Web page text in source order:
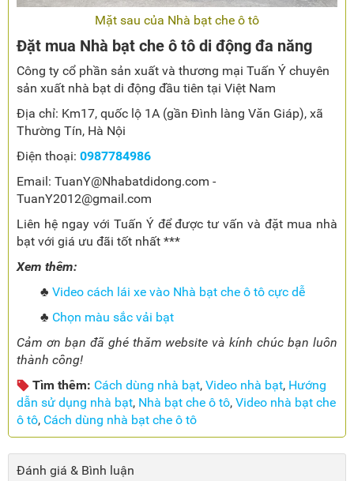
Mặt sau của Nhà bạt che ô tô
Đặt mua Nhà bạt che ô tô di động đa năng
Công ty cổ phần sản xuất và thương mại Tuấn Ý chuyên
sản xuất nhà bạt di động đầu tiên tại Việt Nam
Địa chỉ: Km17, quốc lộ 1A (gần Đình làng Văn Giáp), xã
Thường Tín, Hà Nội
Điện thoại: 0987784986
Email: TuanY@Nhabatdidong.com -
TuanY2012@gmail.com
Liên hệ ngay với Tuấn Ý để được tư vấn và đặt mua nhà
bạt với giá ưu đãi tốt nhất ***
Xem thêm:
♣ Video cách lái xe vào Nhà bạt che ô tô cực dễ
♣ Chọn màu sắc vải bạt
Cảm ơn bạn đã ghé thăm website và kính chúc bạn luôn
thành công!
Tìm thêm: Cách dùng nhà bạt, Video nhà bạt, Hướng
dẫn sử dụng nhà bạt, Nhà bạt che ô tô, Video nhà bạt che
ô tô, Cách dùng nhà bạt che ô tô
Đánh giá & Bình luận